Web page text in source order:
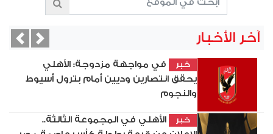
آخر الأخبار
خبر
في مواجهة مزدوجة: الأهلي
يحقق انتصارين وديين أمام بترول أسيوط
والنجوم
خبر
الأهلي في المجموعة الثالثة..
Next